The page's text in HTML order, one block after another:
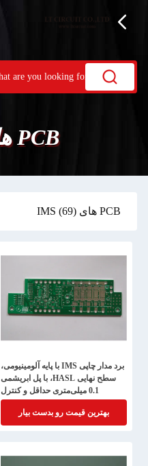
PCB های IMS
PCB های IMS (69)
برد مدار چاپی IMS با پایه آلومینیومی،
سطح نهایی HASL، با پل ابریشمی
0.1 میلی‌متری حداقل و کنترل
امپدانس
بهترین قیمت رو بدست بیار